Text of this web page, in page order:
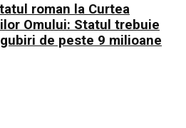
roman la Curtea
Omului: Statul trebuie
de peste 9 milioane